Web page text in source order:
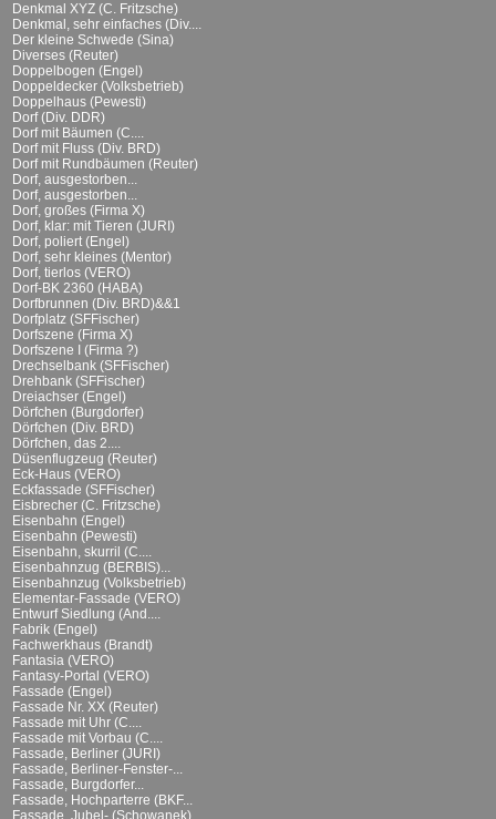
Denkmal XYZ (C. Fritzsche)
Denkmal, sehr einfaches (Div....
Der kleine Schwede (Sina)
Diverses (Reuter)
Doppelbogen (Engel)
Doppeldecker (Volksbetrieb)
Doppelhaus (Pewesti)
Dorf (Div. DDR)
Dorf mit Bäumen (C....
Dorf mit Fluss (Div. BRD)
Dorf mit Rundbäumen (Reuter)
Dorf, ausgestorben...
Dorf, ausgestorben...
Dorf, großes (Firma X)
Dorf, klar: mit Tieren (JURI)
Dorf, poliert (Engel)
Dorf, sehr kleines (Mentor)
Dorf, tierlos (VERO)
Dorf-BK 2360 (HABA)
Dorfbrunnen (Div. BRD)&&1
Dorfplatz (SFFischer)
Dorfszene (Firma X)
Dorfszene I (Firma ?)
Drechselbank (SFFischer)
Drehbank (SFFischer)
Dreiachser (Engel)
Dörfchen (Burgdorfer)
Dörfchen (Div. BRD)
Dörfchen, das 2....
Düsenflugzeug (Reuter)
Eck-Haus (VERO)
Eckfassade (SFFischer)
Eisbrecher (C. Fritzsche)
Eisenbahn (Engel)
Eisenbahn (Pewesti)
Eisenbahn, skurril (C....
Eisenbahnzug (BERBIS)...
Eisenbahnzug (Volksbetrieb)
Elementar-Fassade (VERO)
Entwurf Siedlung (And....
Fabrik (Engel)
Fachwerkhaus (Brandt)
Fantasia (VERO)
Fantasy-Portal (VERO)
Fassade (Engel)
Fassade Nr. XX (Reuter)
Fassade mit Uhr (C....
Fassade mit Vorbau (C....
Fassade, Berliner (JURI)
Fassade, Berliner-Fenster-...
Fassade, Burgdorfer...
Fassade, Hochparterre (BKF...
Fassade, Jubel- (Schowanek)